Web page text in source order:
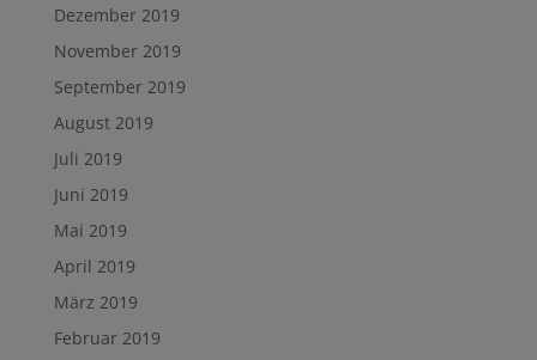
Dezember 2019
November 2019
September 2019
August 2019
Juli 2019
Juni 2019
Mai 2019
April 2019
März 2019
Februar 2019